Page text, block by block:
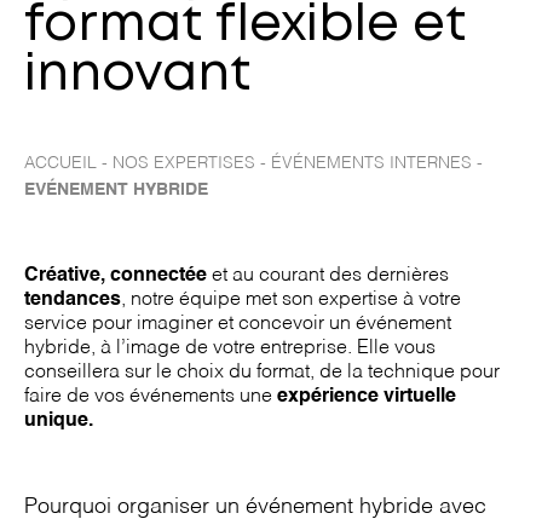
format flexible et
innovant
ACCUEIL - NOS EXPERTISES - ÉVÉNEMENTS INTERNES -
EVÉNEMENT HYBRIDE
Créative, connectée et au courant des dernières
tendances, notre équipe met son expertise à votre
service pour imaginer et concevoir un événement
hybride, à l’image de votre entreprise. Elle vous
conseillera sur le choix du format, de la technique pour
faire de vos événements une expérience virtuelle
unique.
Pourquoi organiser un événement hybride avec